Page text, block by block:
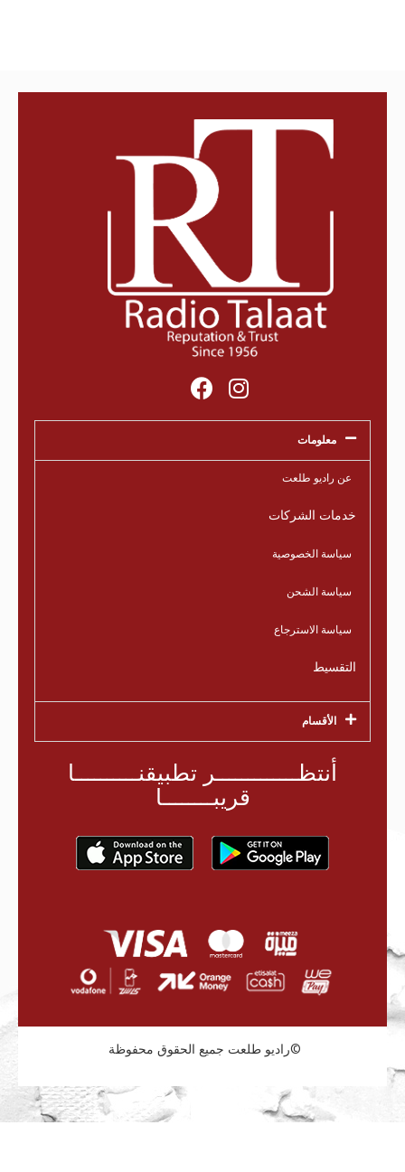
أنتظـــــــــــــر تطبيقنــــــــــا
قريبــــــــا
معلومات
عن راديو طلعت
خدمات الشركات
سياسة الخصوصية
سياسة الشحن
سياسة الاسترجاع
التقسيط
الأقسام
راديو طلعت جميع الحقوق محفوظة©